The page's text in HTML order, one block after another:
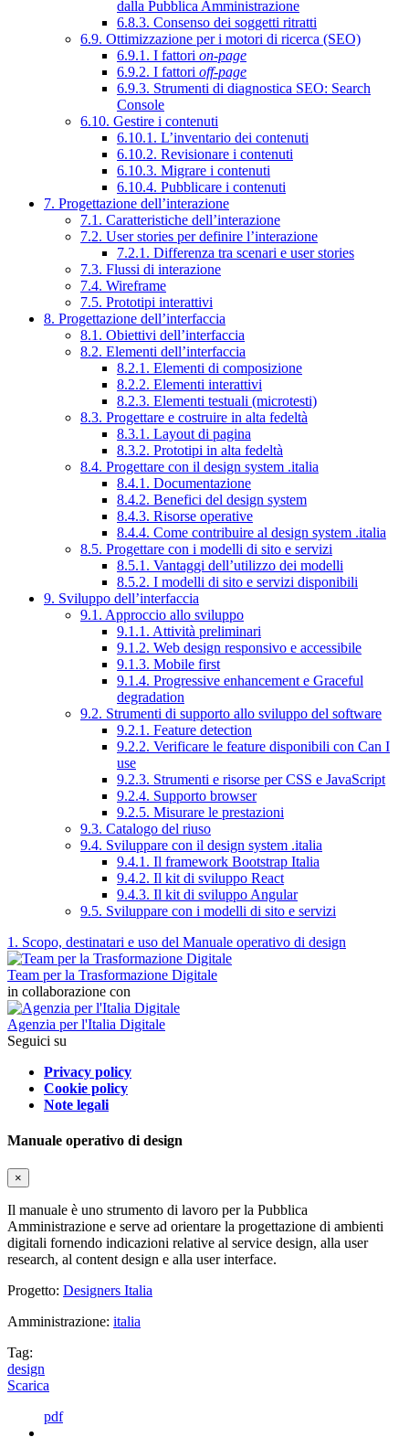
dalla Pubblica Amministrazione
6.8.3. Consenso dei soggetti ritratti
6.9. Ottimizzazione per i motori di ricerca (SEO)
6.9.1. I fattori on-page
6.9.2. I fattori off-page
6.9.3. Strumenti di diagnostica SEO: Search
Console
6.10. Gestire i contenuti
6.10.1. L’inventario dei contenuti
6.10.2. Revisionare i contenuti
6.10.3. Migrare i contenuti
6.10.4. Pubblicare i contenuti
7. Progettazione dell’interazione
7.1. Caratteristiche dell’interazione
7.2. User stories per definire l’interazione
7.2.1. Differenza tra scenari e user stories
7.3. Flussi di interazione
7.4. Wireframe
7.5. Prototipi interattivi
8. Progettazione dell’interfaccia
8.1. Obiettivi dell’interfaccia
8.2. Elementi dell’interfaccia
8.2.1. Elementi di composizione
8.2.2. Elementi interattivi
8.2.3. Elementi testuali (microtesti)
8.3. Progettare e costruire in alta fedeltà
8.3.1. Layout di pagina
8.3.2. Prototipi in alta fedeltà
8.4. Progettare con il design system .italia
8.4.1. Documentazione
8.4.2. Benefici del design system
8.4.3. Risorse operative
8.4.4. Come contribuire al design system .italia
8.5. Progettare con i modelli di sito e servizi
8.5.1. Vantaggi dell’utilizzo dei modelli
8.5.2. I modelli di sito e servizi disponibili
9. Sviluppo dell’interfaccia
9.1. Approccio allo sviluppo
9.1.1. Attività preliminari
9.1.2. Web design responsivo e accessibile
9.1.3. Mobile first
9.1.4. Progressive enhancement e Graceful
degradation
9.2. Strumenti di supporto allo sviluppo del software
9.2.1. Feature detection
9.2.2. Verificare le feature disponibili con Can I
use
9.2.3. Strumenti e risorse per CSS e JavaScript
9.2.4. Supporto browser
9.2.5. Misurare le prestazioni
9.3. Catalogo del riuso
9.4. Sviluppare con il design system .italia
9.4.1. Il framework Bootstrap Italia
9.4.2. Il kit di sviluppo React
9.4.3. Il kit di sviluppo Angular
9.5. Sviluppare con i modelli di sito e servizi
1. Scopo, destinatari e uso del Manuale operativo di design
Team per la Trasformazione Digitale
in collaborazione con
Agenzia per l'Italia Digitale
Seguici su
Privacy policy
Cookie policy
Note legali
Manuale operativo di design
×
Il manuale è uno strumento di lavoro per la Pubblica
Amministrazione e serve ad orientare la progettazione di ambienti
digitali fornendo indicazioni relative al service design, alla user
research, al content design e alla user interface.
Progetto: Designers Italia
Amministrazione: italia
Tag:
design
Scarica
pdf